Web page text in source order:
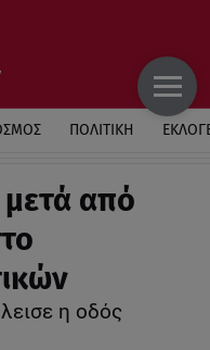
ΠΟΛΙΤΙΚΗ
μετά από
η οδός